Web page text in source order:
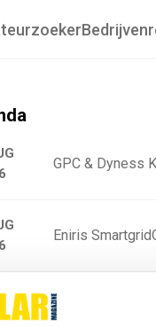
GPC & Dyness
Eniris
Sigenergy